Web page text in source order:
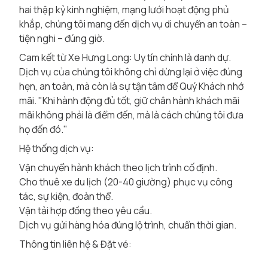
hai thập kỷ kinh nghiệm, mạng lưới hoạt động phủ
khắp, chúng tôi mang đến dịch vụ di chuyển an toàn –
tiện nghi – đúng giờ.
Cam kết từ Xe Hưng Long: Uy tín chính là danh dự.
Dịch vụ của chúng tôi không chỉ dừng lại ở việc đúng
hẹn, an toàn, mà còn là sự tận tâm để Quý Khách nhớ
mãi. "Khi hành động đủ tốt, giữ chân hành khách mãi
mãi không phải là điểm đến, mà là cách chúng tôi đưa
họ đến đó."
Hệ thống dịch vụ:
Vận chuyển hành khách theo lịch trình cố định.
Cho thuê xe du lịch (20-40 giường) phục vụ công
tác, sự kiện, đoàn thể.
Vận tải hợp đồng theo yêu cầu.
Dịch vụ gửi hàng hóa đúng lộ trình, chuẩn thời gian.
Thông tin liên hệ & Đặt vé: